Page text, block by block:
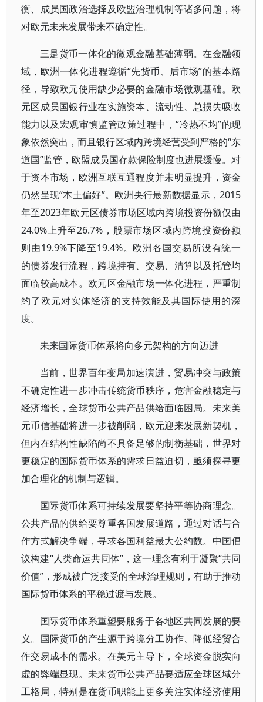
衡、成员国政治选择及欧盟治理机制等诸多问题，将
对欧元未来发展带来不确定性。
三是货币一体化的微观金融基础薄弱。在金融领
域，欧洲一体化进程遵循“先货币、后市场”的基本路
径，导致欧元使用缺少必要的金融市场微观基础。欧
元区成员国银行业在实施资本、流动性、总损失吸收
能力以及宏观审慎监管政策过程中，“冷热不均”的现
象依然突出，而且银行区域内跨境经营受到严格的“东
道国”监管，欧盟成员国存款保险制度也进展缓慢。对
于资本市场，欧洲互联互通程度并未明显提升，资金
仍然呈现“本土偏好”。欧洲央行最新数据显示，2015
年至2023年欧元区债券市场区域内跨境投资份额仅由
24.0%上升至26.7%，股票市场区域内跨境投资份额
则由19.9%下降至19.4%。欧洲各国交易所没有统一
的债券发行流程，跨境持有、交易、清算以及托管均
面临较高成本。欧元区金融市场一体化进程，严重制
约了欧元对实体经济的支持效能及其国际使用的深
度。
未来国际货币体系将向多元架构的方向迈进
当前，世界百年变局加速演进，贸易冲突与政策
不确定性进一步冲击传统货币秩序，危害金融稳定与
经济增长，全球货币公共产品供给面临困局。未来美
元币信基础将进一步被削弱，欧元迎来发展新契机，
但内在结构性缺陷尚不具备足够的制衡基础，世界对
更稳定的国际货币体系的需求日益迫切，亟须探寻更
加合理化的机制与逻辑。
国际货币体系可持续发展要坚持平等协商理念。
公共产品的供给要尊重各国发展道路，通过对话与合
作方式解决争端，寻求各国利益最大公约数。中国倡
议构建“人类命运共同体”，这一理念有利于凝聚“共同
价值”，形成被广泛接受的全球治理规则，有助于推动
国际货币体系的平稳过渡与发展。
国际货币体系重塑要服务于各地区共同发展的要
义。国际货币的产生源于跨境分工协作、降低经贸合
作交易成本的需求。在美元主导下，全球资金脱实向
虚的弊端显现。未来货币公共产品要适应全球区域分
工格局，特别是在货币职能上更多关注实体经济使用